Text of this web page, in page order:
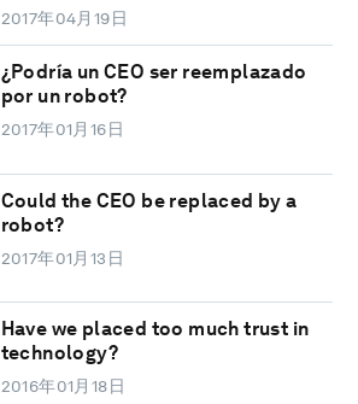
2017年04月19日
¿Podría un CEO ser reemplazado
por un robot?
2017年01月16日
Could the CEO be replaced by a
robot?
2017年01月13日
Have we placed too much trust in
technology?
2016年01月18日